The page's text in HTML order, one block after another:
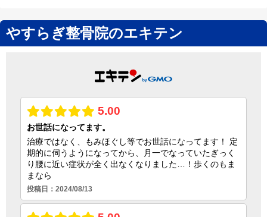
やすらぎ整骨院のエキテン